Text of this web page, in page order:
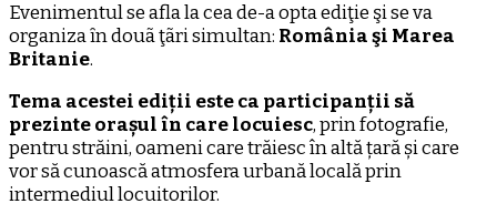
Evenimentul se afla la cea de-a opta ediţie şi se va
organiza ȋn douã ţãri simultan: România şi Marea
Britanie.
Tema acestei ediții este ca participanții să
prezinte orașul în care locuiesc, prin fotografie,
pentru străini, oameni care trăiesc în altă țară și care
vor să cunoască atmosfera urbană locală prin
intermediul locuitorilor.